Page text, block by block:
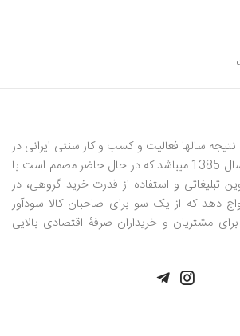
نتیجه سالها فعالیت و کسب و کار سنتی ایرانی در
حوزه شال وروسری از سال 1385 میباشد که در حال حاضر مصمم است با
تبلیغاتی و استفاده از قدرت خرید گروهی، در
دهد که از یک سو برای صاحبان کالا سودآور
مشتریان و خریداران صرفۀ اقتصادی بالایی